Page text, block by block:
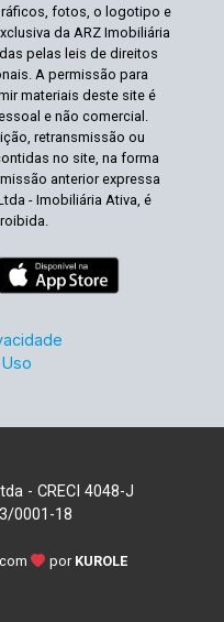
fotos, o logotipo e
da ARZ Imobiliária
pelas leis de direitos
A permissão para
materiais deste site é
e não comercial.
retransmissão ou
no site, na forma
anterior expressa
- Imobiliária Ativa, é
- CRECI 4048-J
0001-18
por KUROLE